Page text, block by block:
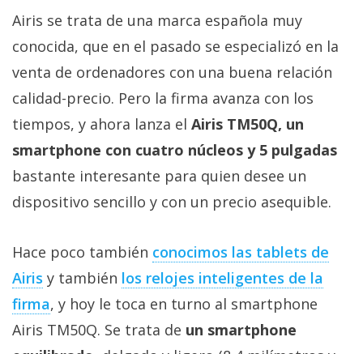
Sistemas
operativos
Profesional
+
Más
temas
Foros
Contacto
Airis se trata de una marca española muy
conocida, que en el pasado se especializó en la
venta de ordenadores con una buena relación
calidad-precio. Pero la firma avanza con los
tiempos, y ahora lanza el Airis TM50Q, un
smartphone con cuatro núcleos y 5 pulgadas
bastante interesante para quien desee un
dispositivo sencillo y con un precio asequible.
Hace poco también conocimos las tablets de
Airis y también los relojes inteligentes de la
firma, y hoy le toca en turno al smartphone
Airis TM50Q. Se trata de un smartphone